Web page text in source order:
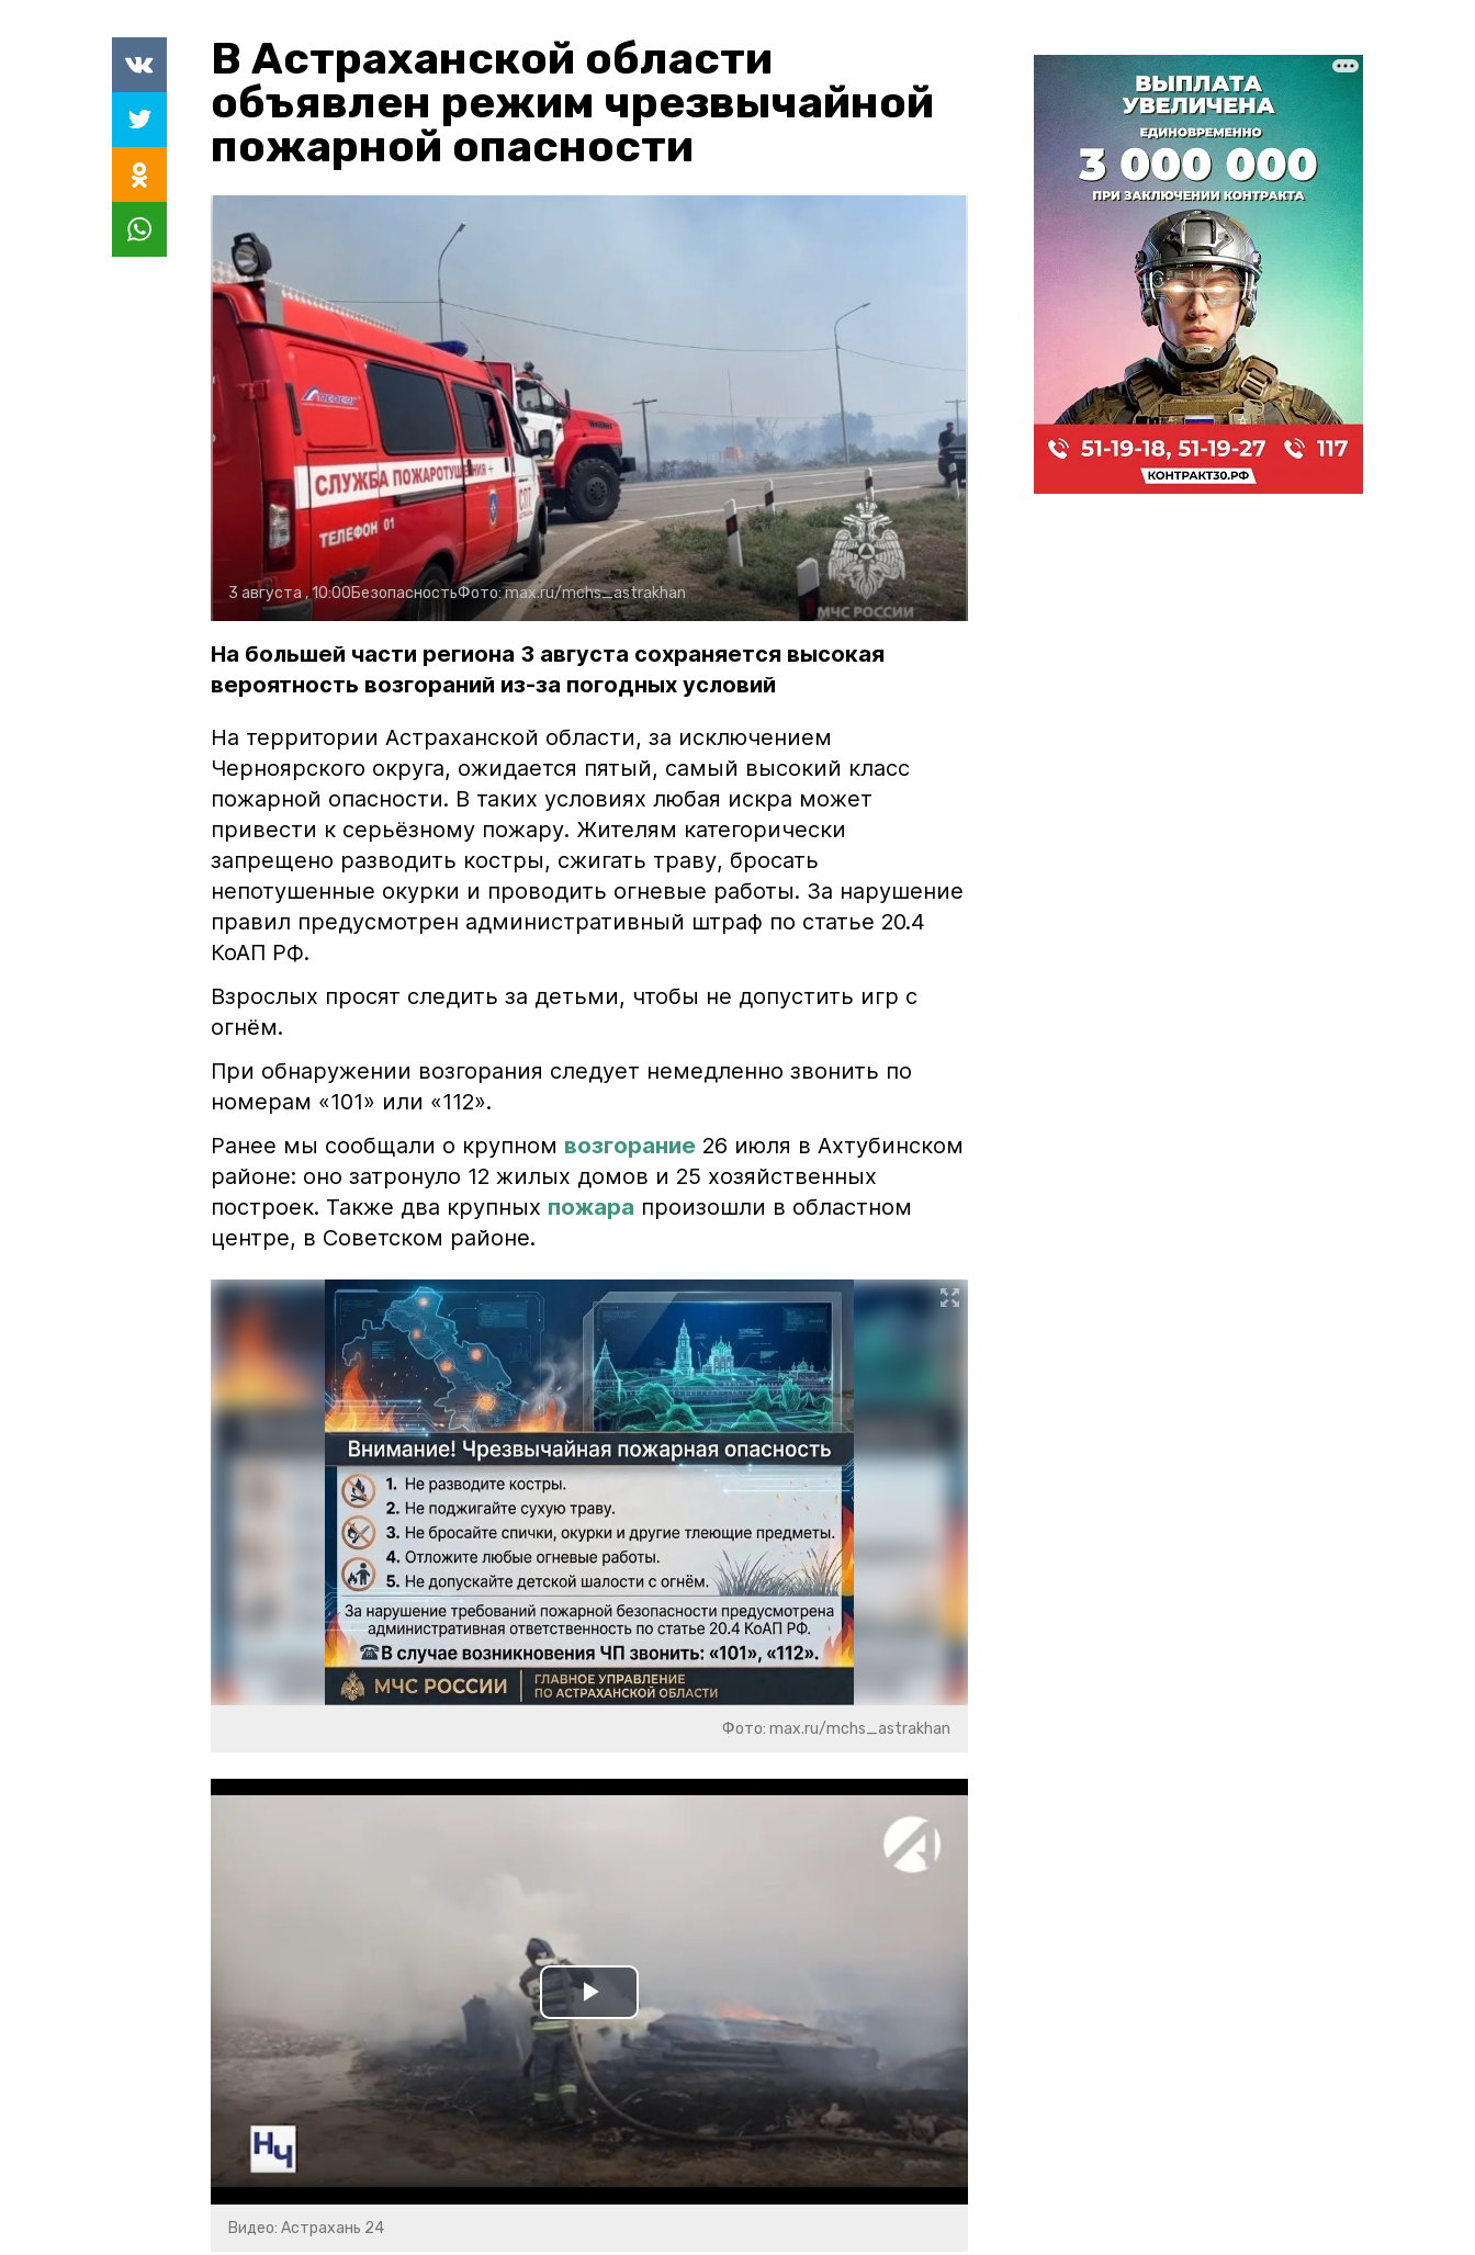
В Астраханской области
объявлен режим чрезвычайной
пожарной опасности
3 августа , 10:00БезопасностьФото:max.ru/mchs_astrakhan
На большей части региона 3 августа сохраняется высокая
вероятность возгораний из-за погодных условий
На территории Астраханской области, за исключением
Черноярского округа, ожидается пятый, самый высокий класс
пожарной опасности. В таких условиях любая искра может
привести к серьёзному пожару. Жителям категорически
запрещено разводить костры, сжигать траву, бросать
непотушенные окурки и проводить огневые работы. За нарушение
правил предусмотрен административный штраф по статье 20.4
КоАП РФ.
Взрослых просят следить за детьми, чтобы не допустить игр с
огнём.
При обнаружении возгорания следует немедленно звонить по
номерам «101» или «112».
Ранее мы сообщали о крупном возгорание 26 июля в Ахтубинском
районе: оно затронуло 12 жилых домов и 25 хозяйственных
построек. Также два крупных пожара произошли в областном
центре, в Советском районе.
Фото: max.ru/mchs_astrakhan
Play
Video
Видео: Астрахань 24